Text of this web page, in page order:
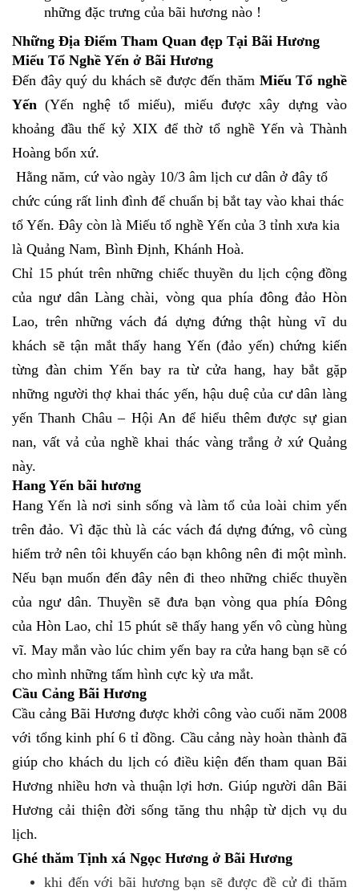
những đặc trưng của bãi hương nào !
Những Địa Điểm Tham Quan đẹp Tại Bãi Hương
Miếu Tổ Nghề Yến ở Bãi Hương
Đến đây quý du khách sẽ được đến thăm Miếu Tổ nghề
Yến (Yến nghệ tổ miếu), miếu được xây dựng vào
khoảng đầu thế kỷ XIX để thờ tổ nghề Yến và Thành
Hoàng bổn xứ.
Hằng năm, cứ vào ngày 10/3 âm lịch cư dân ở đây tổ
chức cúng rất linh đình để chuẩn bị bắt tay vào khai thác
tổ Yến. Đây còn là Miếu tổ nghề Yến của 3 tỉnh xưa kia
là Quảng Nam, Bình Định, Khánh Hoà.
Chỉ 15 phút trên những chiếc thuyền du lịch cộng đồng
của ngư dân Làng chài, vòng qua phía đông đảo Hòn
Lao, trên những vách đá dựng đứng thật hùng vĩ du
khách sẽ tận mắt thấy hang Yến (đảo yến) chứng kiến
từng đàn chim Yến bay ra từ cửa hang, hay bắt gặp
những người thợ khai thác yến, hậu duệ của cư dân làng
yến Thanh Châu – Hội An để hiểu thêm được sự gian
nan, vất vả của nghề khai thác vàng trắng ở xứ Quảng
này.
Hang Yến bãi hương
Hang Yến là nơi sinh sống và làm tổ của loài chim yến
trên đảo. Vì đặc thù là các vách đá dựng đứng, vô cùng
hiểm trở nên tôi khuyến cáo bạn không nên đi một mình.
Nếu bạn muốn đến đây nên đi theo những chiếc thuyền
của ngư dân. Thuyền sẽ đưa bạn vòng qua phía Đông
của Hòn Lao, chỉ 15 phút sẽ thấy hang yến vô cùng hùng
vĩ. May mắn vào lúc chim yến bay ra cửa hang bạn sẽ có
cho mình những tấm hình cực kỳ ưa mắt.
Cầu Cảng Bãi Hương
Cầu cảng Bãi Hương được khởi công vào cuối năm 2008
với tổng kinh phí 6 tỉ đồng. Cầu cảng này hoàn thành đã
giúp cho khách du lịch có điều kiện đến tham quan Bãi
Hương nhiều hơn và thuận lợi hơn. Giúp người dân Bãi
Hương cải thiện đời sống tăng thu nhập từ dịch vụ du
lịch.
Ghé thăm Tịnh xá Ngọc Hương ở Bãi Hương
khi đến với bãi hương bạn sẽ được đề cử đi thăm